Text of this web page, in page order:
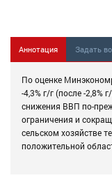
Аннотация Задать
По оценке
-4,3% г/г (после -
снижения ВВП по-
ограничения и
сельском хозяйстве
положительной